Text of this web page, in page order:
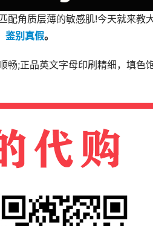
配角质层薄的敏感肌!今天就来教
鉴别真假。
畅;正品英文字母印刷精细，填色